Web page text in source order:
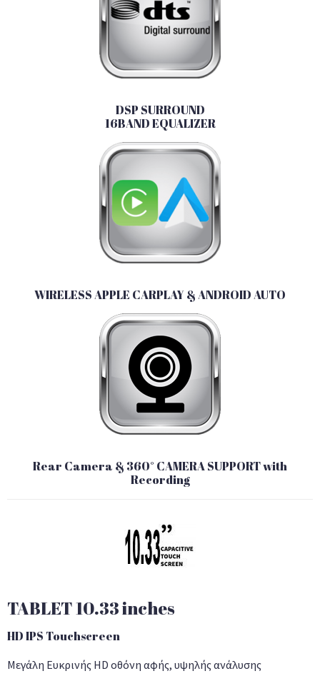
DSP SURROUND
16BAND EQUALIZER
WIRELESS APPLE CARPLAY & ANDROID AUTO
Rear Camera & 360° CAMERA SUPPORT with
Recording
TABLET 10.33 inches
HD IPS Touchscreen
Μεγάλη Eυκρινής HD οθόνη αφής, υψηλής ανάλυσης